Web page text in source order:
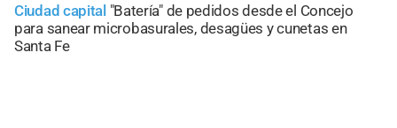
Ciudad capital "Batería" de pedidos desde el Concejo
para sanear microbasurales, desagües y cunetas en
Santa Fe